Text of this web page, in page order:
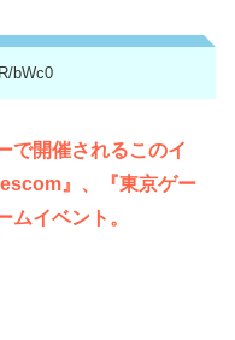
bWc0
で開催されるこのイ
』、『東京ゲー
ムイベント。